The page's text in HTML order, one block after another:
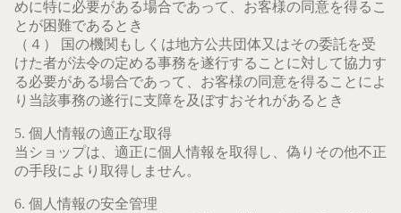
めに特に必要がある場合であって、お客様の同意を得るこ
とが困難であるとき
（４） 国の機関もしくは地方公共団体又はその委託を受
けた者が法令の定める事務を遂行することに対して協力す
る必要がある場合であって、お客様の同意を得ることによ
り当該事務の遂行に支障を及ぼすおそれがあるとき
5. 個人情報の適正な取得
当ショップは、適正に個人情報を取得し、偽りその他不正
の手段により取得しません。
6. 個人情報の安全管理